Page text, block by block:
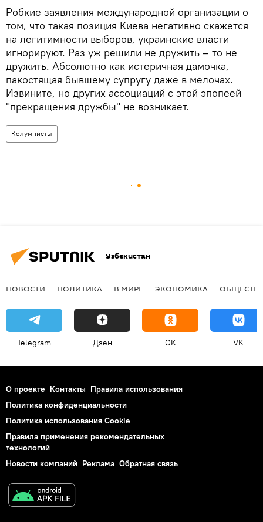
Робкие заявления международной организации о
том, что такая позиция Киева негативно скажется
на легитимности выборов, украинские власти
игнорируют. Раз уж решили не дружить – то не
дружить. Абсолютно как истеричная дамочка,
пакостящая бывшему супругу даже в мелочах.
Извините, но других ассоциаций с этой эпопеей
"прекращения дружбы" не возникает.
Колумнисты
Узбекистан
НОВОСТИ ПОЛИТИКА В МИРЕ ЭКОНОМИКА
Telegram Дзен OK VK
О проекте Контакты Правила использования
Политика конфиденциальности
Политика использования Cookie
Правила применения рекомендательных
технологий
Новости компаний Реклама Обратная связь